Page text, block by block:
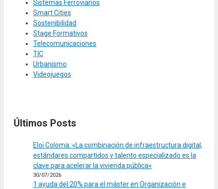
Sistemas Ferroviarios
Smart Cities
Sostenibilidad
Stage Formativos
Telecomunicaciones
TIC
Urbanismo
Videojuegos
Últimos Posts
Eloi Coloma: «La combinación de infraestructura digital,
estándares compartidos y talento especializado es la
clave para acelerar la vivienda pública»
30/07/2026
1 ayuda del 20% para el máster en Organización e